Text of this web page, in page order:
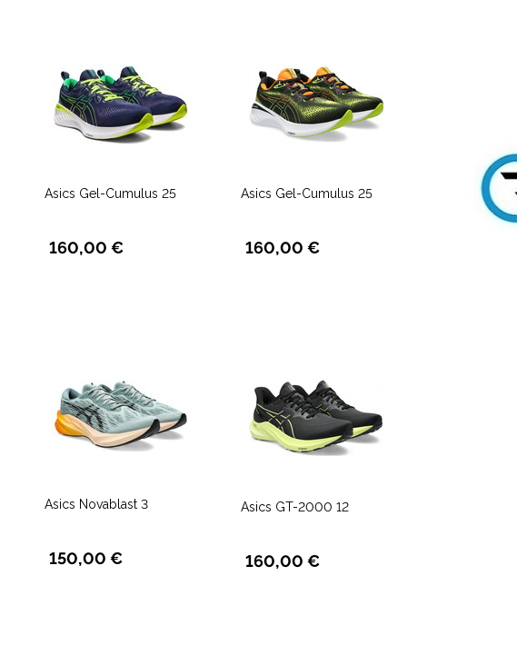
Asics Gel-Cumulus 25
160,00 €
Asics Gel-Cumulus 25
160,00 €
Asics Novablast 3
150,00 €
Asics GT-2000 12
160,00 €